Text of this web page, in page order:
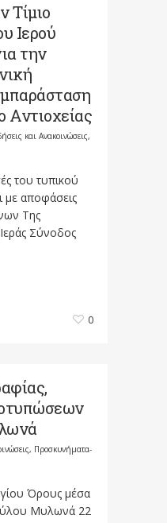
Τίμιο
Ιερού
την
Αντιοχείας
και Ανακοινώσεις,
του τυ­πι­κού
με α­πο­φά­σεις
Της
Σύνοδος
0
, Προσκυνήματα-
Όρους μέσα
Μυλωνά 22